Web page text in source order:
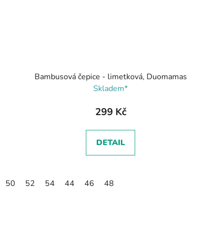
Bambusová čepice - limetková, Duomamas
Skladem*
299 Kč
DETAIL
50 52 54 44 46 48